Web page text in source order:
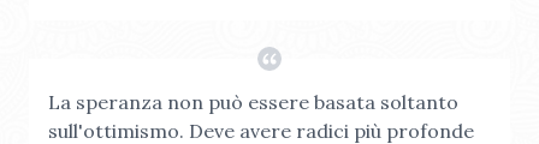
La speranza non può essere basata soltanto
sull'ottimismo. Deve avere radici più profonde